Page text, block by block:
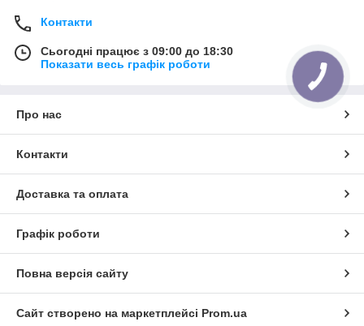
Контакти
Сьогодні працює з 09:00 до 18:30
Показати весь графік роботи
Про нас
Контакти
Доставка та оплата
Графік роботи
Повна версія сайту
Сайт створено на маркетплейсі Prom.ua